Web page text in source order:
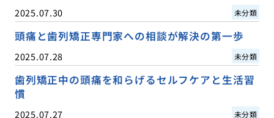
2025.07.30 未分類
頭痛と歯列矯正専門家への相談が解決の第一歩
2025.07.28 未分類
歯列矯正中の頭痛を和らげるセルフケアと生活習
慣
2025.07.27 未分類